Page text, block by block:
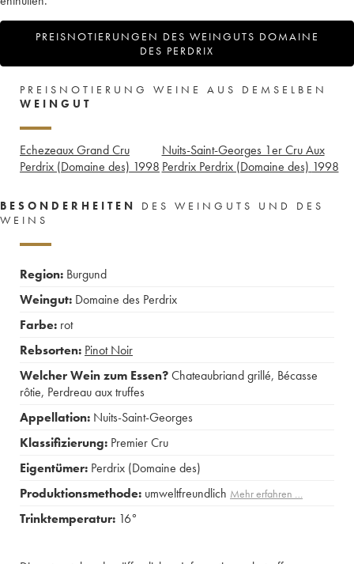
PREISNOTIERUNGEN DES WEINGUTS DOMAINE
DES PERDRIX
PREISNOTIERUNG WEINE AUS DEMSELBEN
WEINGUT
Echezeaux Grand Cru
Perdrix (Domaine des) 1998
Nuits-Saint-Georges 1er Cru Aux
Perdrix Perdrix (Domaine des) 1998
BESONDERHEITEN
DES WEINGUTS UND DES
WEINS
Region: Burgund
Weingut: Domaine des Perdrix
Farbe: rot
Rebsorten: Pinot Noir
Welcher Wein zum Essen?Chateaubriand grillé, Bécasse
rôtie, Perdreau aux truffes
Appellation: Nuits-Saint-Georges
Klassifizierung: Premier Cru
Eigentümer: Perdrix (Domaine des)
Produktionsmethode: umweltfreundlich Mehr erfahren …
Trinktemperatur: 16°